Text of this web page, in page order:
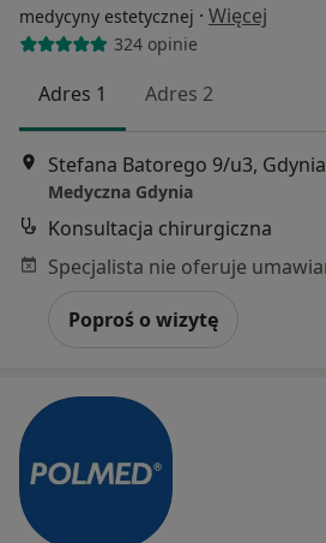
medycyny estetycznej · Więcej
324 opinie
Adres 1 Adres 2
Stefana Batorego 9/u3, Gdynia
Medyczna Gdynia
Konsultacja chirurgiczna
Poproś o wizytę